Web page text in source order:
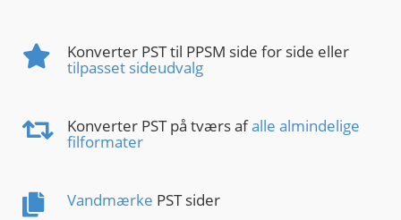
Konverter PST til PPSM side for side eller
tilpasset sideudvalg
Konverter PST på tværs afalle almindelige
filformater
Vandmærke PST sider